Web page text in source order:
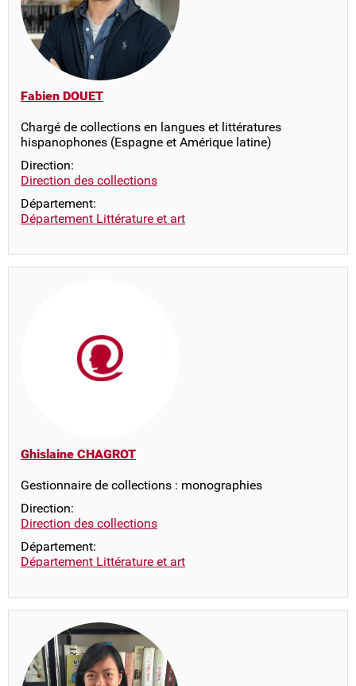
Fabien DOUET
Chargé de collections en langues et littératures
hispanophones (Espagne et Amérique latine)
Direction:
Direction des collections
Département:
Département Littérature et art
Ghislaine CHAGROT
Gestionnaire de collections : monographies
Direction:
Direction des collections
Département:
Département Littérature et art